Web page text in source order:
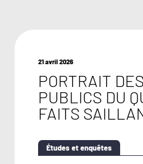
21 avril 2026
PORTRAIT
PUBLICS DU
FAITS
Études et enquêtes